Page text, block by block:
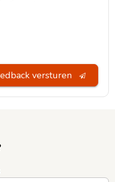
versturen